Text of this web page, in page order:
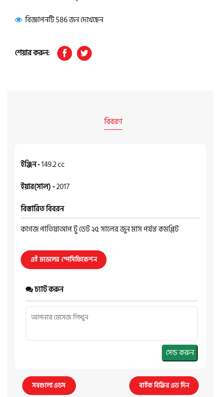
বিজ্ঞাপনটি 586 জন দেখেছেন
শেয়ার করুন:
বিবরণ
ইঞ্জিন -149.2 cc
ইয়ার(সাল) -2017
বিস্তারিত বিবরন
কাগজ পাতিয়াআপ টু ডেট ২৫ সালের জুন মাস পর্যন্ত কমপ্লিট
এই মডেলের স্পেসিফিকেশন
চ্যাট করুন
সেন্ড করুন
সবগুলো এডস বাইক বিক্রির এড দিন